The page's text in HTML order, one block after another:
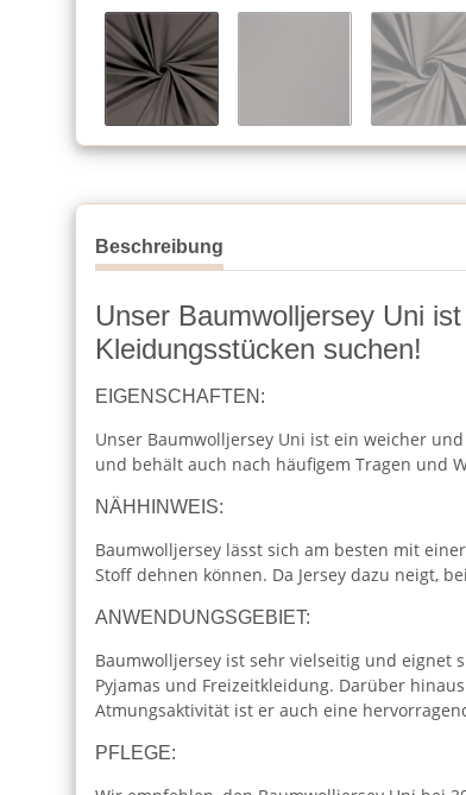
Beschreibung
Unser Baumwolljersey Uni
Kleidungsstücken suchen!
EIGENSCHAFTEN:
Unser Baumwolljersey Uni ist ein weicher
und behält auch nach häufigem Tragen und
NÄHHINWEIS:
Baumwolljersey lässt sich am besten mit
Stoff dehnen können. Da Jersey dazu neigt,
ANWENDUNGSGEBIET:
Baumwolljersey ist sehr vielseitig und eignet
Pyjamas und Freizeitkleidung. Darüber
Atmungsaktivität ist er auch eine
PFLEGE: